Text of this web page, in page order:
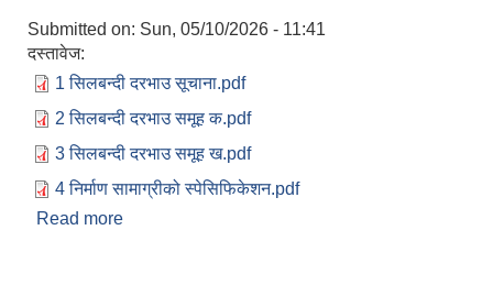
Submitted on: Sun, 05/10/2026 - 11:41
दस्तावेज:
1 सिलबन्दी दरभाउ सूचाना.pdf
2 सिलबन्दी दरभाउ समूह क.pdf
3 सिलबन्दी दरभाउ समूह ख.pdf
4 निर्माण सामाग्रीको स्पेसिफिकेशन.pdf
Read more